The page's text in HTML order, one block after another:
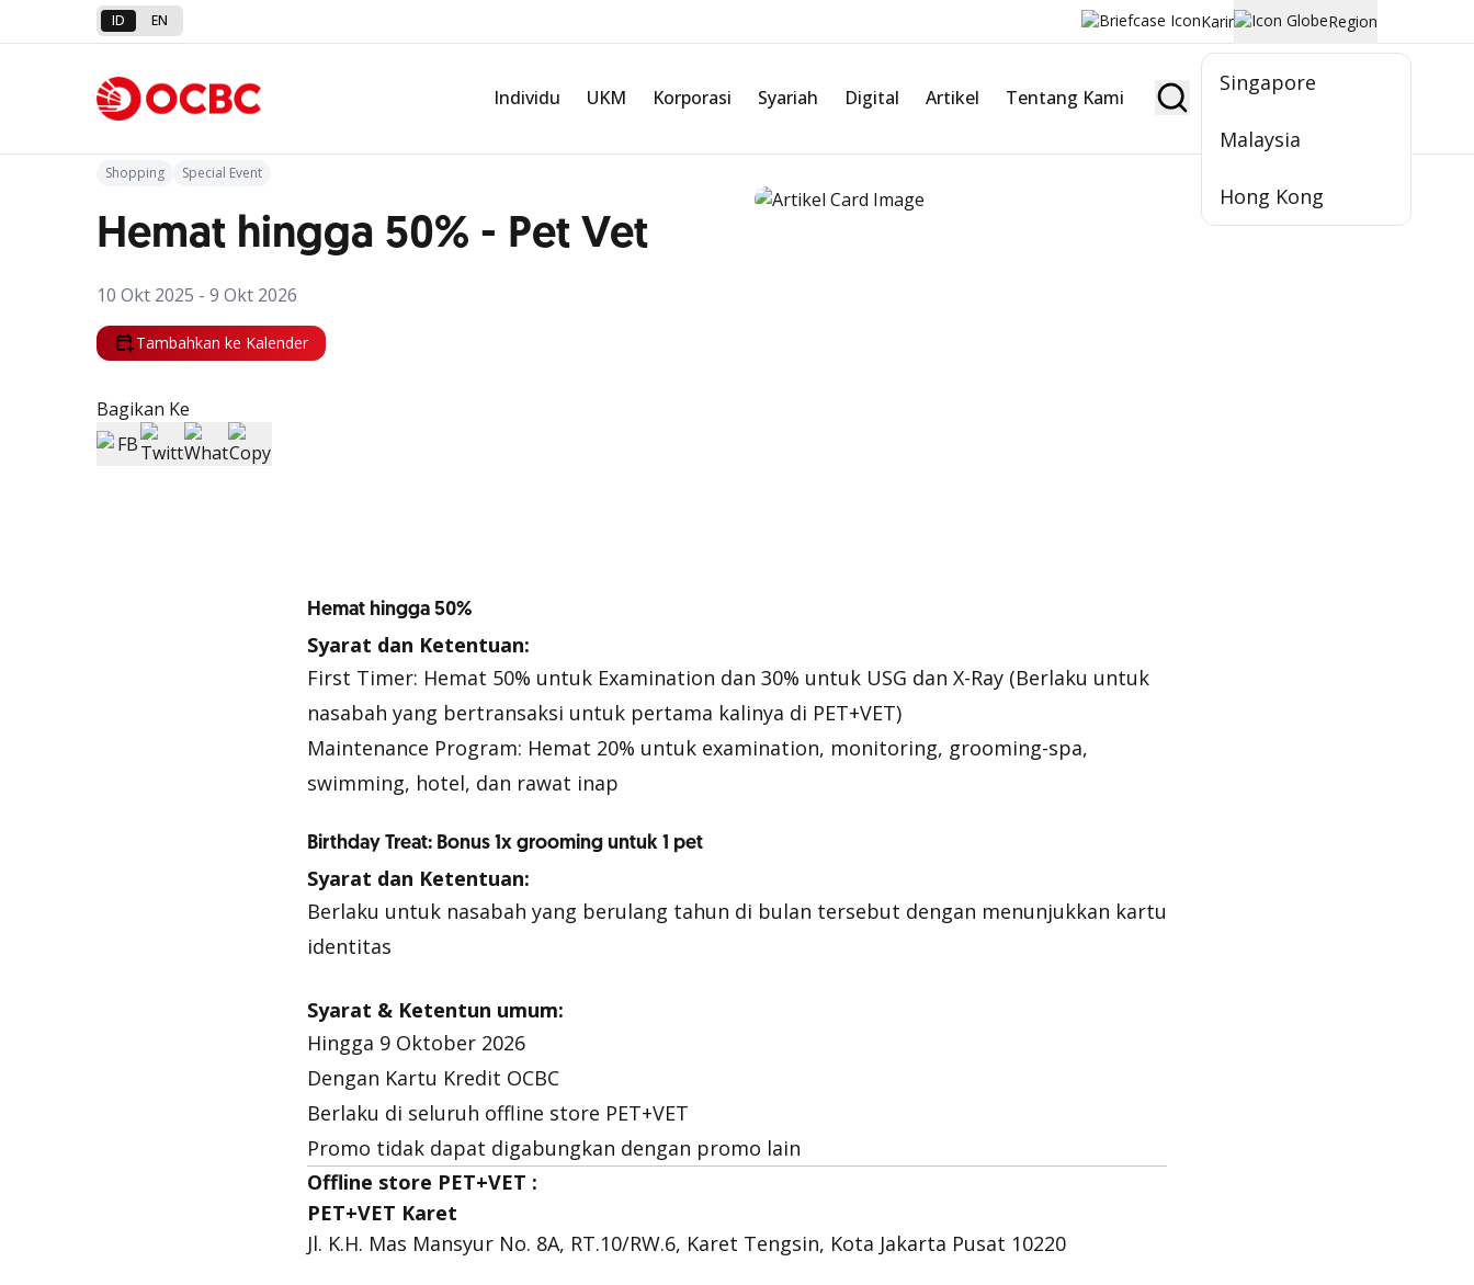
ID EN Karir Region
Singapore
Malaysia
Hong Kong
Individu UKM Korporasi Syariah Digital Artikel Tentang Kami Jadi Nasabah
Kembali ke Promo
Shopping Special Event
Hemat hingga 50% - Pet Vet
10 Okt 2025 - 9 Okt 2026
Tambahkan ke Kalender
Bagikan Ke
Hemat hingga 50%
Syarat dan Ketentuan:
First Timer: Hemat 50% untuk Examination dan 30% untuk USG dan X-Ray (Berlaku untuk
nasabah yang bertransaksi untuk pertama kalinya di PET+VET)
Maintenance Program: Hemat 20% untuk examination, monitoring, grooming-spa,
swimming, hotel, dan rawat inap
Birthday Treat: Bonus 1x grooming untuk 1 pet
Syarat dan Ketentuan:
Berlaku untuk nasabah yang berulang tahun di bulan tersebut dengan menunjukkan kartu
identitas
Syarat & Ketentun umum:
Hingga 9 Oktober 2026
Dengan Kartu Kredit OCBC
Berlaku di seluruh offline store PET+VET
Promo tidak dapat digabungkan dengan promo lain
Offline store PET+VET :
PET+VET Karet
Jl. K.H. Mas Mansyur No. 8A, RT.10/RW.6, Karet Tengsin, Kota Jakarta Pusat 10220